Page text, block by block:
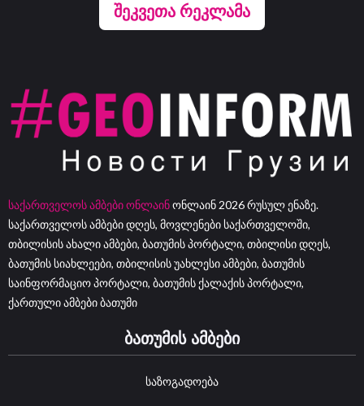
ᲨᲔᲙᲕᲔᲗᲐ ᲠᲔᲙᲚᲐᲛᲐ
საქართველოს ამბები ონლაინონლაინ 2026 რუსულ ენაზე.
საქართველოს ამბები დღეს, მოვლენები საქართველოში,
თბილისის ახალი ამბები, ბათუმის პორტალი, თბილისი დღეს,
ბათუმის სიახლეები, თბილისის უახლესი ამბები, ბათუმის
საინფორმაციო პორტალი, ბათუმის ქალაქის პორტალი,
ქართული ამბები ბათუმი
ბათუმის ამბები
ᲡᲐᲖᲝᲒᲐᲓᲝᲔᲑᲐ